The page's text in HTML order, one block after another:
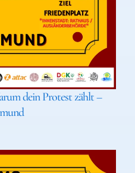
dein Protest zählt –